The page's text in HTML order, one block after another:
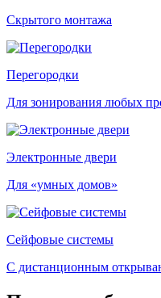
Скрытого монтажа
Перегородки
Для зонирования любых
Электронные двери
Для «умных домов»
Сейфовые системы
С дистанционным